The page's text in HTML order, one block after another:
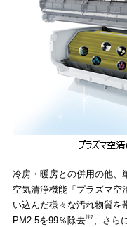
冷房・暖房との併用の他、
空気清浄機能「プラズマ空
い込んだ様々な汚れ物質を
PM2.5を99％除去注7、さら